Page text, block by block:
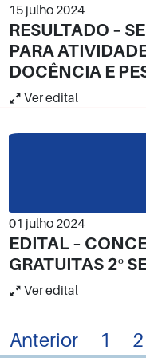
15 julho 2024
RESULTADO –
PARA
DOCÊNCIA E
Ver edital
01 julho 2024
EDITAL –
GRATUITAS 2º
Ver edital
Mais
Anterior 1 2